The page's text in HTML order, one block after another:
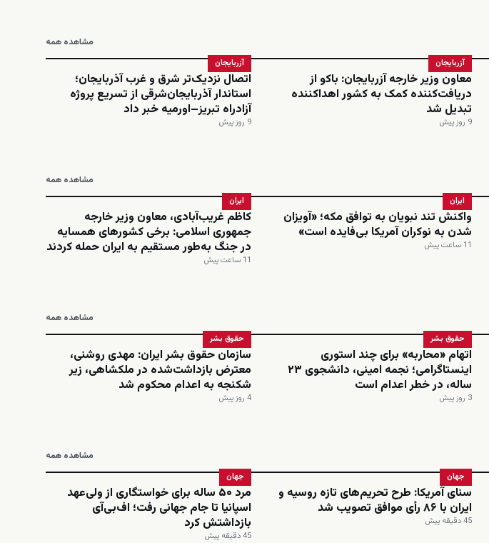
مشاهده همه
آزربایجان
معاون وزیر خارجه آزربایجان: باکو از
دریافت‌کننده کمک به کشور اهداکننده
تبدیل شد
9 روز پیش
آزربایجان
اتصال نزدیک‌تر شرق و غرب آذربایجان؛
استاندار آذربایجان‌شرقی از تسریع پروژه
آزادراه تبریز–اورمیه خبر داد
9 روز پیش
مشاهده همه
ایران
واکنش تند نبویان به توافق مکه؛ «آویزان
شدن به نوکران آمریکا بی‌فایده است»
11 ساعت پیش
ایران
کاظم غریب‌آبادی، معاون وزیر خارجه
جمهوری اسلامی: برخی کشورهای همسایه
در جنگ به‌طور مستقیم به ایران حمله کردند
11 ساعت پیش
مشاهده همه
حقوق بشر
اتهام «محاربه» برای چند استوری
اینستاگرامی؛ نجمه امینی، دانشجوی ۲۳
ساله، در خطر اعدام است
3 روز پیش
حقوق بشر
سازمان حقوق بشر ایران: مهدی روشنی،
معترض بازداشت‌شده در ملکشاهی، زیر
شکنجه به اعدام محکوم شد
4 روز پیش
مشاهده همه
جهان
سنای آمریکا: طرح تحریم‌های تازه روسیه و
ایران با ۸۶ رأی موافق تصویب شد
45 دقیقه پیش
جهان
مرد ۵۰ ساله برای خواستگاری از ولی‌عهد
اسپانیا تا جام جهانی رفت؛ اف‌بی‌آی
بازداشتش کرد
45 دقیقه پیش